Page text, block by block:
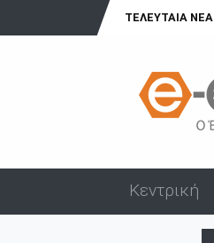
ΤΕΛΕΥΤΑΊΑ ΝΈΑ
Κεντρική